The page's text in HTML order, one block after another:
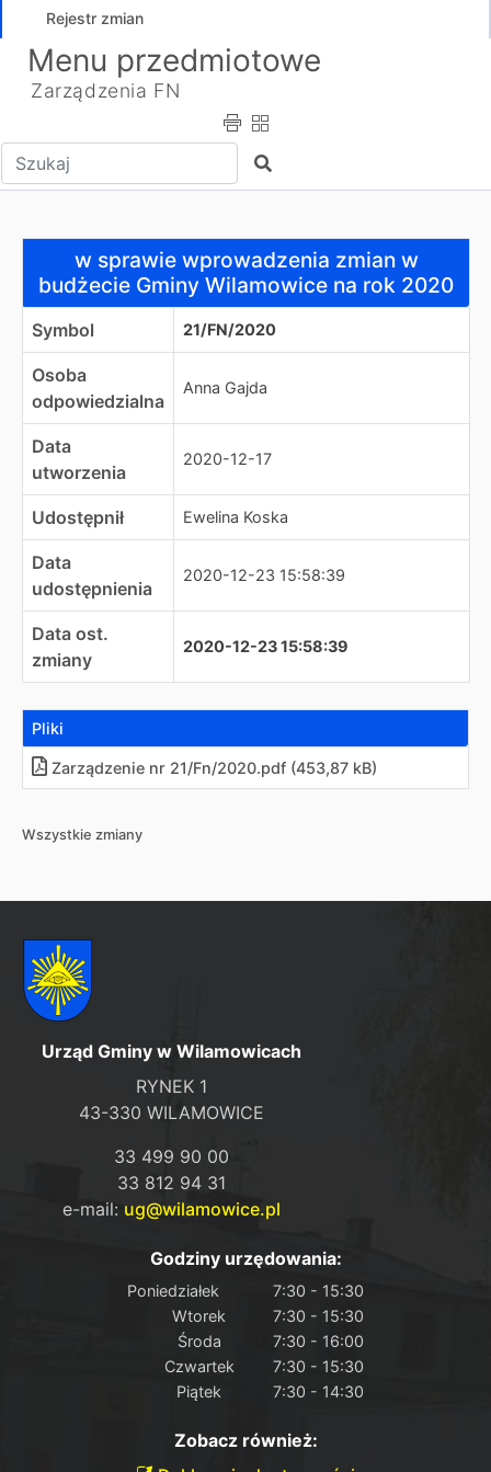
Rejestr zmian
Menu przedmiotowe
Zarządzenia FN
Wpisz tekst do wyszukania Szukaj
w sprawie wprowadzenia zmian w budżecie Gminy
w sprawie wprowadzenia zmian w
budżecie Gminy Wilamowice na rok 2020
Symbol 21/FN/2020
Osoba
odpowiedzialna
Anna Gajda
Data
utworzenia
2020-12-17
Udostępnił Ewelina Koska
Data
udostępnienia
2020-12-23 15:58:39
Data ost.
zmiany
2020-12-23 15:58:39
Pliki
Zarządzenie nr 21/Fn/2020.pdf (453,87 kB)
Wszystkie zmiany
Urząd Gminy w Wilamowicach
RYNEK 1
43-330 WILAMOWICE
33 499 90 00
33 812 94 31
e-mail: ug@wilamowice.pl
Godziny urzędowania:
Poniedziałek
7:30 - 15:30
Wtorek
7:30 - 15:30
Środa
7:30 - 16:00
Czwartek
7:30 - 15:30
Piątek
7:30 - 14:30
Zobacz również: